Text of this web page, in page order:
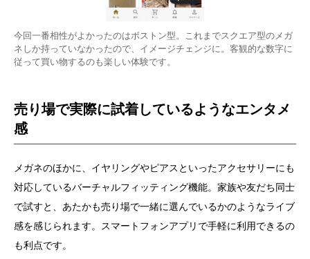
今回一番相性がよかったのはボストン型。これまでスクエア型のメガ
ネしか持っていなかったので、イメージチェンジに。客観的な数字に
従って買い物するのも楽しい体験です。
売り場で実際に試着しているようなエンタメ
感
メガネのほかに、イヤリングやピアスといったアクセサリーにも
対応しているバーチャルフィッティング機能。家族や友だち同士
で試すと、あたかも売り場で一緒に選んでいるかのようなライブ
感を感じられます。スマートフォンアプリで手軽に利用できるの
も利点です。